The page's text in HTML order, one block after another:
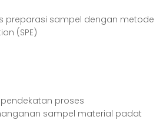
preparasi sampel dengan metode
(SPE)
proses
sampel material padat